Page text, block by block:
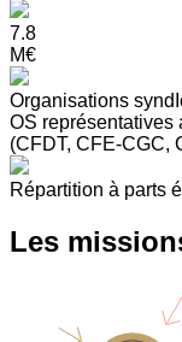
7.8
M€
Organisations
OS représentatives
(CFDT, CFE-CGC,
Répartition à parts
Les